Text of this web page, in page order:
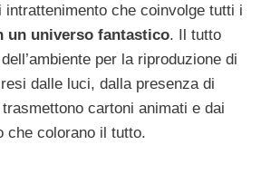
intrattenimento che coinvolge tutti i
un universo fantastico. Il tutto
per la riproduzione di
dalle luci, dalla presenza di
cartoni animati e dai
che colorano il tutto.